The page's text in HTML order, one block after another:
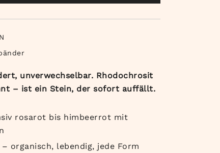
unverwechselbar. Rhodochrosit
– ist ein Stein, der sofort auffällt.
rosarot bis himbeerrot mit
organisch, lebendig, jede Form